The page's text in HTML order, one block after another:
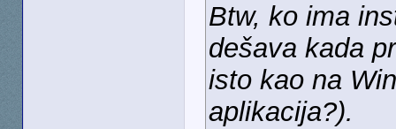
Btw, ko ima
dešava kada
isto kao na
aplikacija?).